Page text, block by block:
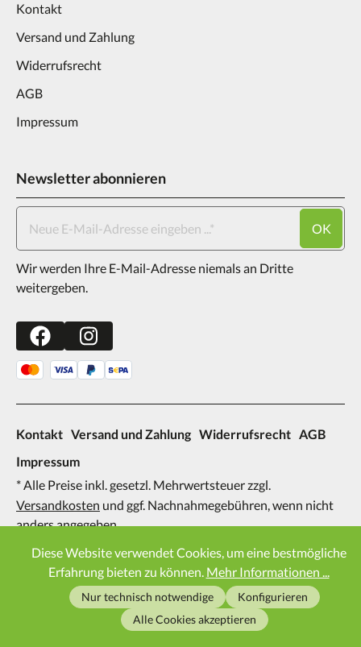
Kontakt
Versand und Zahlung
Widerrufsrecht
AGB
Impressum
Newsletter abonnieren
OK
Wir werden Ihre E-Mail-Adresse niemals an Dritte
weitergeben.
Kontakt Versand und Zahlung Widerrufsrecht AGB
Impressum
* Alle Preise inkl. gesetzl. Mehrwertsteuer zzgl.
Versandkosten und ggf. Nachnahmegebühren, wenn nicht
anders angegeben.
2026
Diese Website verwendet Cookies, um eine bestmögliche
Erfahrung bieten zu können. Mehr Informationen ...
Nur technisch notwendige
Konfigurieren
Alle Cookies akzeptieren